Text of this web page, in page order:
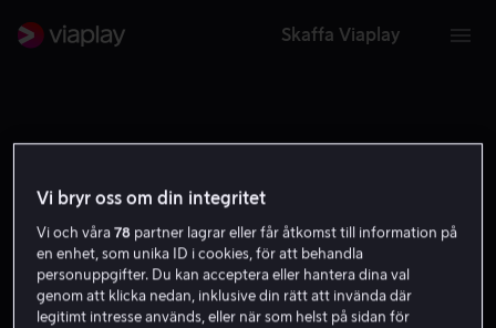
Skaffa Viaplay
LÖR
8
SÖN
9
MÅN
10
TIS
11 12 13 14 15
Vi bryr oss om din integritet
Vi och våra78 partner lagrar eller får åtkomst till information på
en enhet, som unika ID i cookies, för att behandla
personuppgifter. Du kan acceptera eller hantera dina val
genom att klicka nedan, inklusive din rätt att invända där
legitimt intresse används, eller när som helst på sidan för